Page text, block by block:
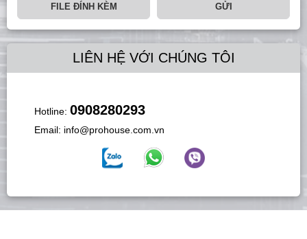
FILE ĐÍNH KÈM GỬI
LIÊN HỆ VỚI CHÚNG TÔI
Hotline: 0908280293
Email: info@prohouse.com.vn